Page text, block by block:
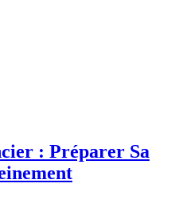
: Préparer Sa